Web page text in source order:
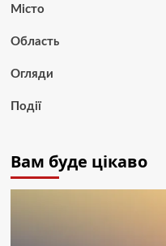
Місто
Область
Огляди
Події
Вам буде цікаво